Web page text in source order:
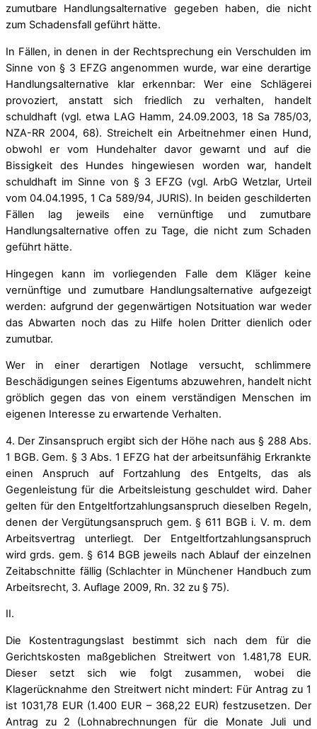
zumutbare Handlungsalternative gegeben haben, die nicht
zum Schadensfall geführt hätte.
In Fällen, in denen in der Rechtsprechung ein Verschulden im
Sinne von § 3 EFZG angenommen wurde, war eine derartige
Handlungsalternative klar erkennbar: Wer eine Schlägerei
provoziert, anstatt sich friedlich zu verhalten, handelt
schuldhaft (vgl. etwa LAG Hamm, 24.09.2003, 18 Sa 785/03,
NZA-RR 2004, 68). Streichelt ein Arbeitnehmer einen Hund,
obwohl er vom Hundehalter davor gewarnt und auf die
Bissigkeit des Hundes hingewiesen worden war, handelt
schuldhaft im Sinne von § 3 EFZG (vgl. ArbG Wetzlar, Urteil
vom 04.04.1995, 1 Ca 589/94, JURIS). In beiden geschilderten
Fällen lag jeweils eine vernünftige und zumutbare
Handlungsalternative offen zu Tage, die nicht zum Schaden
geführt hätte.
Hingegen kann im vorliegenden Falle dem Kläger keine
vernünftige und zumutbare Handlungsalternative aufgezeigt
werden: aufgrund der gegenwärtigen Notsituation war weder
das Abwarten noch das zu Hilfe holen Dritter dienlich oder
zumutbar.
Wer in einer derartigen Notlage versucht, schlimmere
Beschädigungen seines Eigentums abzuwehren, handelt nicht
gröblich gegen das von einem verständigen Menschen im
eigenen Interesse zu erwartende Verhalten.
4. Der Zinsanspruch ergibt sich der Höhe nach aus § 288 Abs.
1 BGB. Gem. § 3 Abs. 1 EFZG hat der arbeitsunfähig Erkrankte
einen Anspruch auf Fortzahlung des Entgelts, das als
Gegenleistung für die Arbeitsleistung geschuldet wird. Daher
gelten für den Entgeltfortzahlungsanspruch dieselben Regeln,
denen der Vergütungsanspruch gem. § 611 BGB i. V. m. dem
Arbeitsvertrag unterliegt. Der Entgeltfortzahlungsanspruch
wird grds. gem. § 614 BGB jeweils nach Ablauf der einzelnen
Zeitabschnitte fällig (Schlachter in Münchener Handbuch zum
Arbeitsrecht, 3. Auflage 2009, Rn. 32 zu § 75).
II.
Die Kostentragungslast bestimmt sich nach dem für die
Gerichtskosten maßgeblichen Streitwert von 1.481,78 EUR.
Dieser setzt sich wie folgt zusammen, wobei die
Klagerücknahme den Streitwert nicht mindert: Für Antrag zu 1
ist 1031,78 EUR (1.400 EUR – 368,22 EUR) festzusetzen. Der
Antrag zu 2 (Lohnabrechnungen für die Monate Juli und